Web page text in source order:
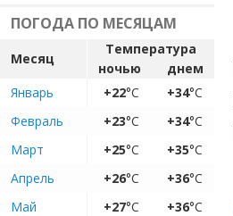
ПОГОДА ПО МЕСЯЦАМ
Месяц
Температура
ночью
днем
Январь
+22°C +34°C
Февраль
+23°C +34°C
Март
+25°C +35°C
Апрель
+26°C +36°C
Май
+27°C +36°C